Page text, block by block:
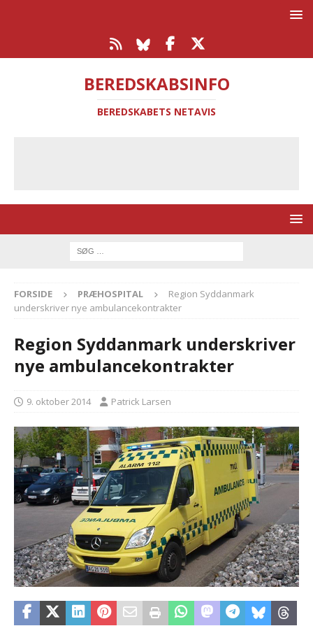
BEREDSKABSINFO
BEREDSKABETS NETAVIS
FORSIDE PRÆHOSPITAL
Region Syddanmark
underskriver nye ambulancekontrakter
Region Syddanmark underskriver
nye ambulancekontrakter
9. oktober 2014 Patrick Larsen